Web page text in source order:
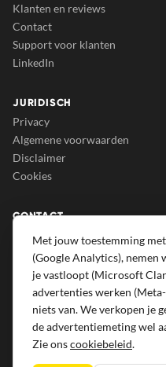
Klanten en reviews
Contact
Support voor klanten
LinkedIn
JURIDISCH
Privacy
Algemene voorwaarden
Disclaimer
Cookies
CONTACT
Growrs B.V.
Eindsestraat 129A
5105 NA Dongen
013 207 69 50
info@growrs.nl
Met jouw toestemming
(Google Analytics), nemen
je vastloopt (Microsoft
advertenties werken
niets van. We verkopen je
de advertentiemeting wel
Zie onscookiebeleid.